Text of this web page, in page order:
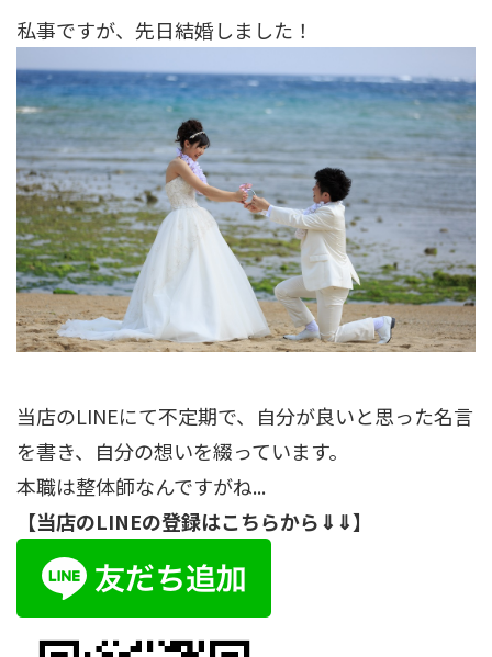
私事ですが、先日結婚しました！
当店のLINEにて不定期で、自分が良いと思った名言
を書き、自分の想いを綴っています。
本職は整体師なんですがね...
【当店のLINEの登録はこちらから⇓⇓】